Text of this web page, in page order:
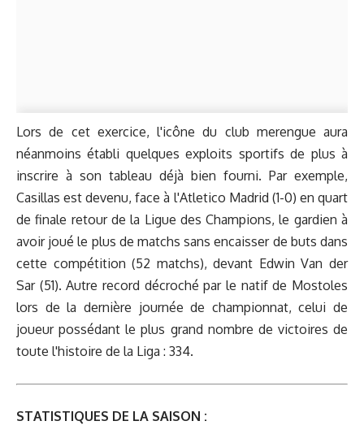
Lors de cet exercice, l'icône du club merengue aura
néanmoins établi quelques exploits sportifs de plus à
inscrire à son tableau déjà bien fourni. Par exemple,
Casillas est devenu, face à l'Atletico Madrid (1-0) en quart
de finale retour de la Ligue des Champions, le gardien à
avoir joué le plus de matchs sans encaisser de buts dans
cette compétition (52 matchs), devant Edwin Van der
Sar (51). Autre record décroché par le natif de Mostoles
lors de la dernière journée de championnat, celui de
joueur possédant le plus grand nombre de victoires de
toute l'histoire de la Liga : 334.
STATISTIQUES DE LA SAISON :